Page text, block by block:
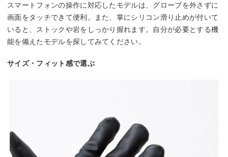
スマートフォンの操作に対応したモデルは、グローブを外さずに
画面をタッチできて便利。また、掌にシリコン滑り止めが付いて
いると、ストックや岩をしっかり握れます。自分が必要とする機
能を備えたモデルを探してみてください。
サイズ・フィット感で選ぶ